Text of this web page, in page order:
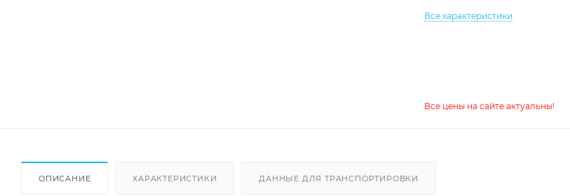
Все характеристики
Все цены на сайте актуальны!
ОПИСАНИЕ ХАРАКТЕРИСТИКИ ДАННЫЕ ДЛЯ ТРАНСПОРТИРОВКИ